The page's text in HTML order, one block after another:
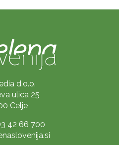
d.o.o.
ulica 25
Celje
42 66 700